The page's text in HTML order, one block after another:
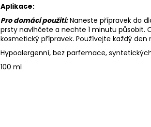
Aplikace:
Pro domácí použití:Naneste přípravek do
prsty navlhčete a nechte 1 minutu působit.
kosmetický přípravek. Používejte každý den
Hypoalergenní, bez parfemace,
100 ml